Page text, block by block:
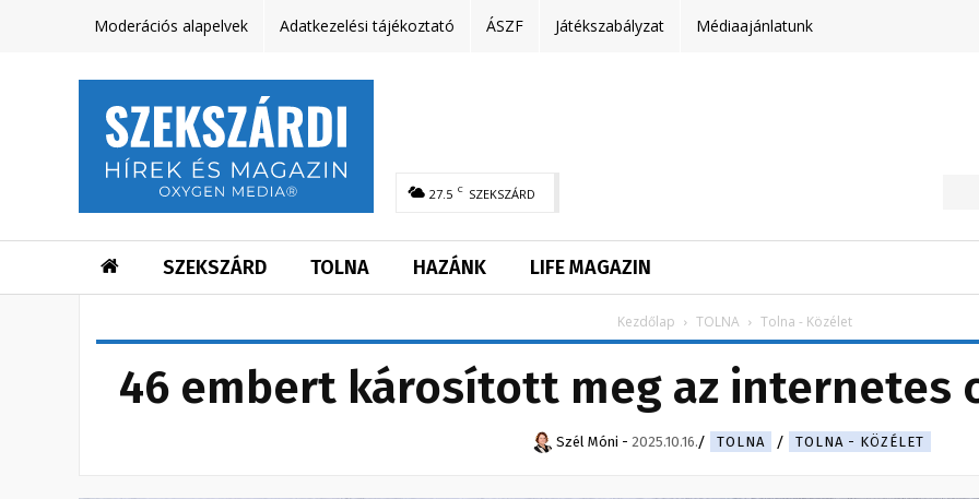
Moderációs alapelvek Adatkezelési tájékoztató ÁSZF Játékszabályzat Médiaajánlatunk
27.5 C SZEKSZÁRD
SZEKSZÁRD TOLNA HAZÁNK LIFE MAGAZIN
Kezdőlap TOLNA Tolna - Közélet
46 embert károsított meg az internetes
Szél Móni - 2025.10.16. TOLNA TOLNA - KÖZÉLET